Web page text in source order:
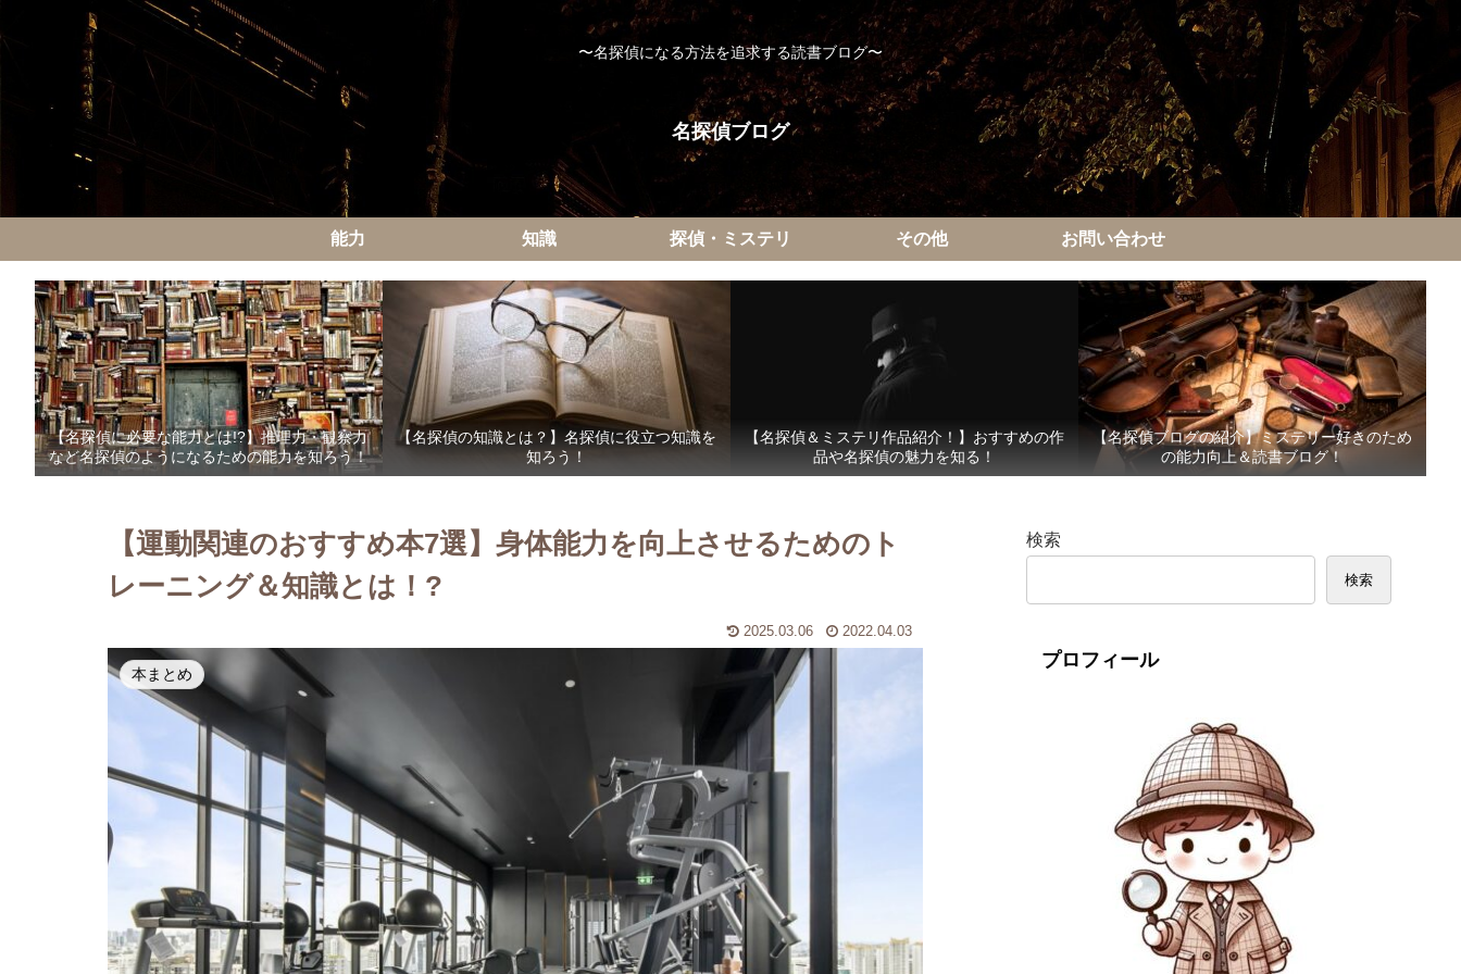
〜名探偵になる方法を追求する読書ブログ〜
名探偵ブログ
能力 知識 探偵・ミステリ その他 お問い合わせ
【名探偵に必要な能力とは!?】推理力・観察力
など名探偵のようになるための能力を知ろう！
【名探偵の知識とは？】名探偵に役立つ知識を
知ろう！
【名探偵＆ミステリ作品紹介！】おすすめの作
品や名探偵の魅力を知る！
【名探偵ブログの紹介】ミステリー好きのため
の能力向上＆読書ブログ！
【運動関連のおすすめ本7選】身体能力を向上させるためのト
レーニング＆知識とは！?
2025.03.06 2022.04.03
本まとめ
検索
検索
プロフィール